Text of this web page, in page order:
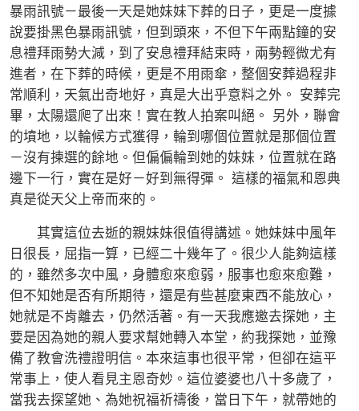
暴雨訊號－最後一天是她妹妹下葬的日子，更是一度據
說要掛黑色暴雨訊號，但到頭來，不但下午兩點鐘的安
息禮拜雨勢大減，到了安息禮拜結束時，兩勢輕微尤有
進者，在下葬的時候，更是不用雨傘，整個安葬過程非
常順利，天氣出奇地好，真是大出乎意料之外。 安葬完
畢，太陽還爬了出來！實在教人拍案叫絕。 另外，聯會
的墳地，以輪候方式獲得，輪到哪個位置就是那個位置
－沒有揀選的餘地。但偏偏輪到她的妹妹，位置就在路
邊下一行，實在是好－好到無得彈。 這樣的福氣和恩典
真是從天父上帝而來的。
其實這位去逝的親妹妹很值得講述。她妹妹中風年
日很長，屈指一算，已經二十幾年了。很少人能夠這樣
的，雖然多次中風，身體愈來愈弱，服事也愈來愈難，
但不知她是否有所期待，還是有些甚麼東西不能放心，
她就是不肯離去，仍然活著。有一天我應邀去探她，主
要是因為她的親人要求幫她轉入本堂，約我探她，並豫
備了教會洗禮證明信。本來這事也很平常，但卻在這平
常事上，使人看見主恩奇妙。這位婆婆也八十多歲了，
當我去探望她、為她祝福祈禱後，當日下午，就帶她的